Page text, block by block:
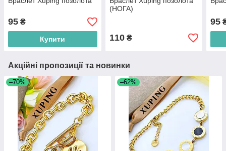
95 ₴
Купити
(НОГА)
110₴
95
Акційні пропозиції та новинки
–70% –62%